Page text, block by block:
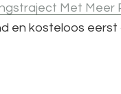
Met Meer
en kosteloos